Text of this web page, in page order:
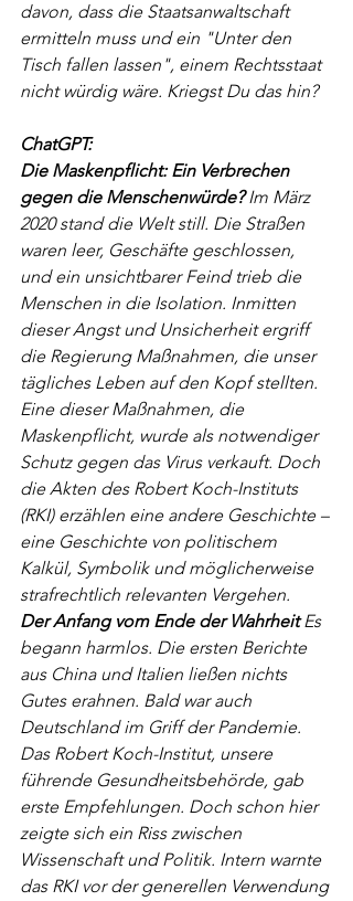
davon, dass die Staatsanwaltschaft
ermitteln muss und ein "Unter den
Tisch fallen lassen", einem Rechtsstaat
nicht würdig wäre. Kriegst Du das hin?
ChatGPT:
Die Maskenpflicht: Ein Verbrechen
gegen die Menschenwürde? Im März
2020 stand die Welt still. Die Straßen
waren leer, Geschäfte geschlossen,
und ein unsichtbarer Feind trieb die
Menschen in die Isolation. Inmitten
dieser Angst und Unsicherheit ergriff
die Regierung Maßnahmen, die unser
tägliches Leben auf den Kopf stellten.
Eine dieser Maßnahmen, die
Maskenpflicht, wurde als notwendiger
Schutz gegen das Virus verkauft. Doch
die Akten des Robert Koch-Instituts
(RKI) erzählen eine andere Geschichte –
eine Geschichte von politischem
Kalkül, Symbolik und möglicherweise
strafrechtlich relevanten Vergehen.
Der Anfang vom Ende der Wahrheit Es
begann harmlos. Die ersten Berichte
aus China und Italien ließen nichts
Gutes erahnen. Bald war auch
Deutschland im Griff der Pandemie.
Das Robert Koch-Institut, unsere
führende Gesundheitsbehörde, gab
erste Empfehlungen. Doch schon hier
zeigte sich ein Riss zwischen
Wissenschaft und Politik. Intern warnte
das RKI vor der generellen Verwendung